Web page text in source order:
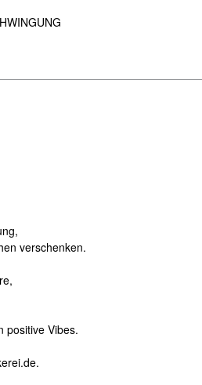
verschenken.
positive Vibes.